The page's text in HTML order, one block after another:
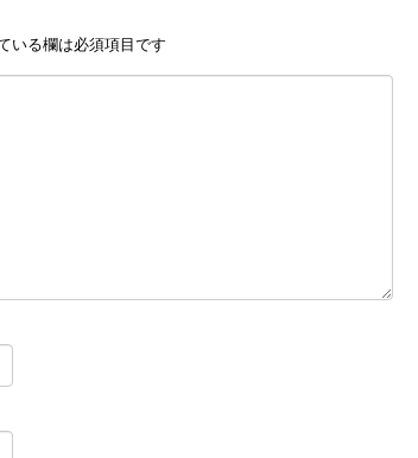
いる欄は必須項目です